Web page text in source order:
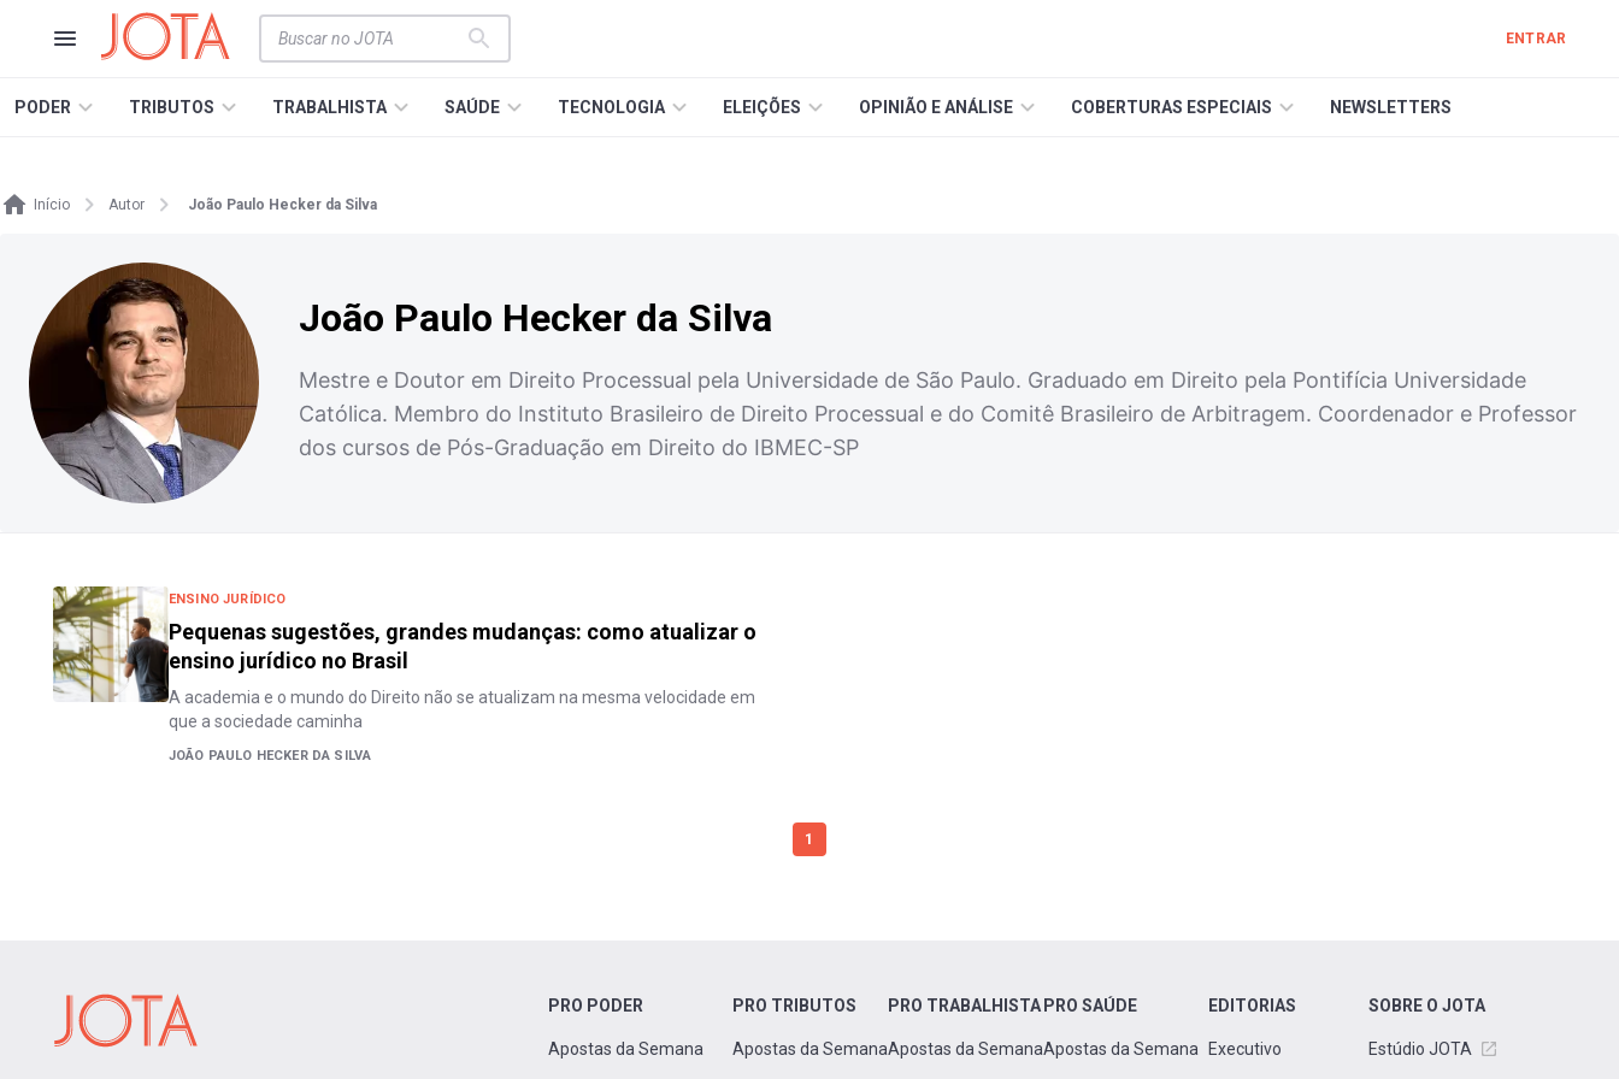
ENTRAR
PODER TRIBUTOS TRABALHISTA SAÚDE TECNOLOGIA ELEIÇÕES OPINIÃO E ANÁLISE COBERTURAS ESPECIAIS NEWSLETTERS
Início Autor João Paulo Hecker da Silva
João Paulo Hecker da Silva
Mestre e Doutor em Direito Processual pela Universidade de São Paulo. Graduado em Direito pela Pontifícia Universidade
Católica. Membro do Instituto Brasileiro de Direito Processual e do Comitê Brasileiro de Arbitragem. Coordenador e Professor
dos cursos de Pós-Graduação em Direito do IBMEC-SP
ENSINO JURÍDICO
Pequenas sugestões, grandes mudanças: como atualizar o
ensino jurídico no Brasil
A academia e o mundo do Direito não se atualizam na mesma velocidade em
que a sociedade caminha
JOÃO PAULO HECKER DA SILVA
1
PRO PODER
Apostas da Semana
PRO TRIBUTOS
Apostas da Semana
PRO TRABALHISTA
Apostas da Semana
PRO SAÚDE
Apostas da Semana
EDITORIAS
Executivo
SOBRE O JOTA
Estúdio JOTA